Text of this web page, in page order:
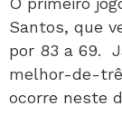
Santos, que
por 83 a 69.
melhor-de-
ocorre neste